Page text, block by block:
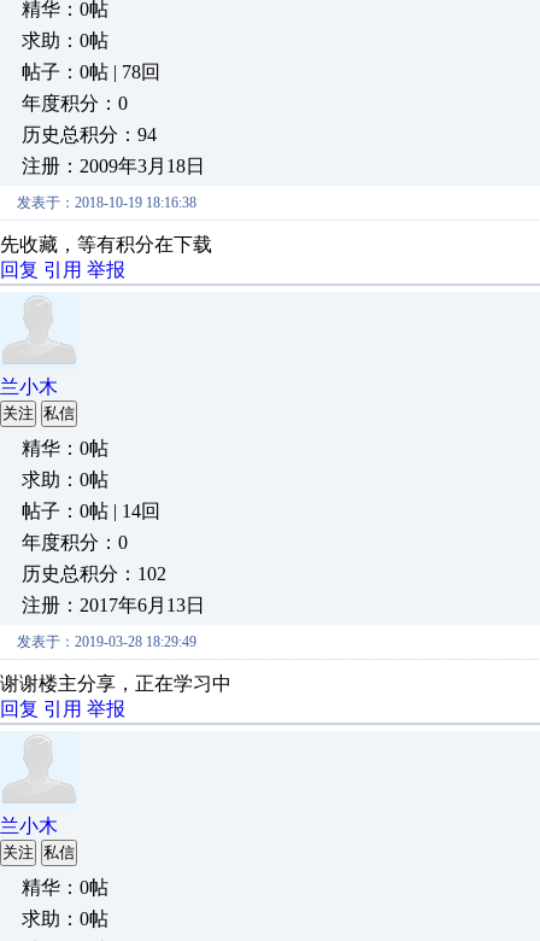
精华：0帖
求助：0帖
帖子：0帖 | 78回
年度积分：0
历史总积分：94
注册：2009年3月18日
发表于：2018-10-19 18:16:38
先收藏，等有积分在下载
回复 引用 举报
兰小木
关注 私信
精华：0帖
求助：0帖
帖子：0帖 | 14回
年度积分：0
历史总积分：102
注册：2017年6月13日
发表于：2019-03-28 18:29:49
谢谢楼主分享，正在学习中
回复 引用 举报
兰小木
关注 私信
精华：0帖
求助：0帖